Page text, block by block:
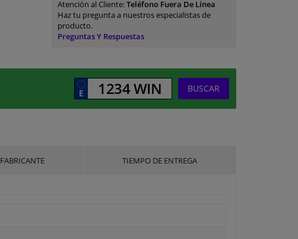
Atención al Cliente:Teléfono Fuera De Línea
Haz tu pregunta a nuestros especialistas de
producto.
Preguntas Y Respuestas
BUSCAR
FABRICANTE TIEMPO DE ENTREGA